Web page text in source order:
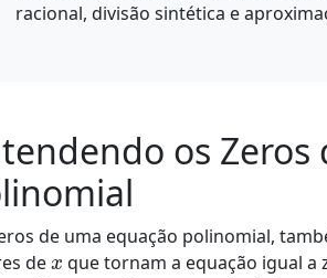
racional, divisão sintética e
os Zeros
de uma equação polinomial,
de
x
que tornam a equação igual